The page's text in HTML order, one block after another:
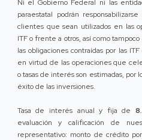
Ni el Gobierno Federal ni las
paraestatal podrán
clientes que sean utilizados en las
ITF o frente a otros, así como
las obligaciones contraídas por las
en virtud de las operaciones que
o tasas de interés son estimadas, por
éxito de las inversiones.
Tasa de interés anual y fija de
evaluación y calificación de
representativo: monto de crédito